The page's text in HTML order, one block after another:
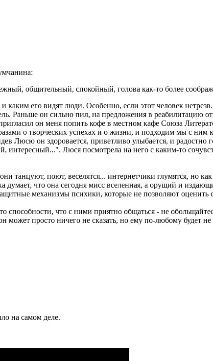
общительный, спокойный, голова как-то более
каким его видят люди. Особенно, если этот человек нетрезв.
Раньше он сильно пил, на предложения в реабилитацию
он меня попить кофе в местном кафе Союза
о творческих успехах и о жизни, и подходим мы с ним
Люсю он здоровается, приветливо улыбается, и
интересный...". Люся посмотрела на него с каким-то
танцуют, поют, веселятся... интернетчики глумятся, но
думает, что она сегодня мисс вселенная, а орущий и
механизмы психики, которые не позволяют оценить
способности, что с ними приятно общаться - не
может просто ничего не сказать, но ему по-любому будет
на самом деле.